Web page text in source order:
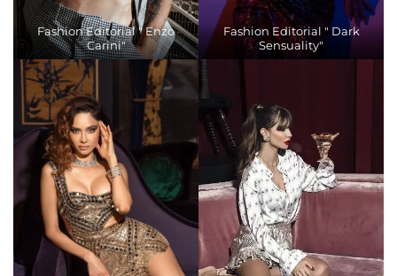
Fashion Editorial " Enzo
Carini"
Fashion Editorial " Dark
Sensuality"